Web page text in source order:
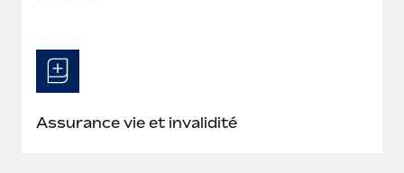
Assurance vie et invalidité